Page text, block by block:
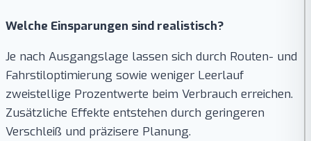
Welche Einsparungen sind realistisch?
Je nach Ausgangslage lassen sich durch Routen- und
Fahrstiloptimierung sowie weniger Leerlauf
zweistellige Prozentwerte beim Verbrauch erreichen.
Zusätzliche Effekte entstehen durch geringeren
Verschleiß und präzisere Planung.